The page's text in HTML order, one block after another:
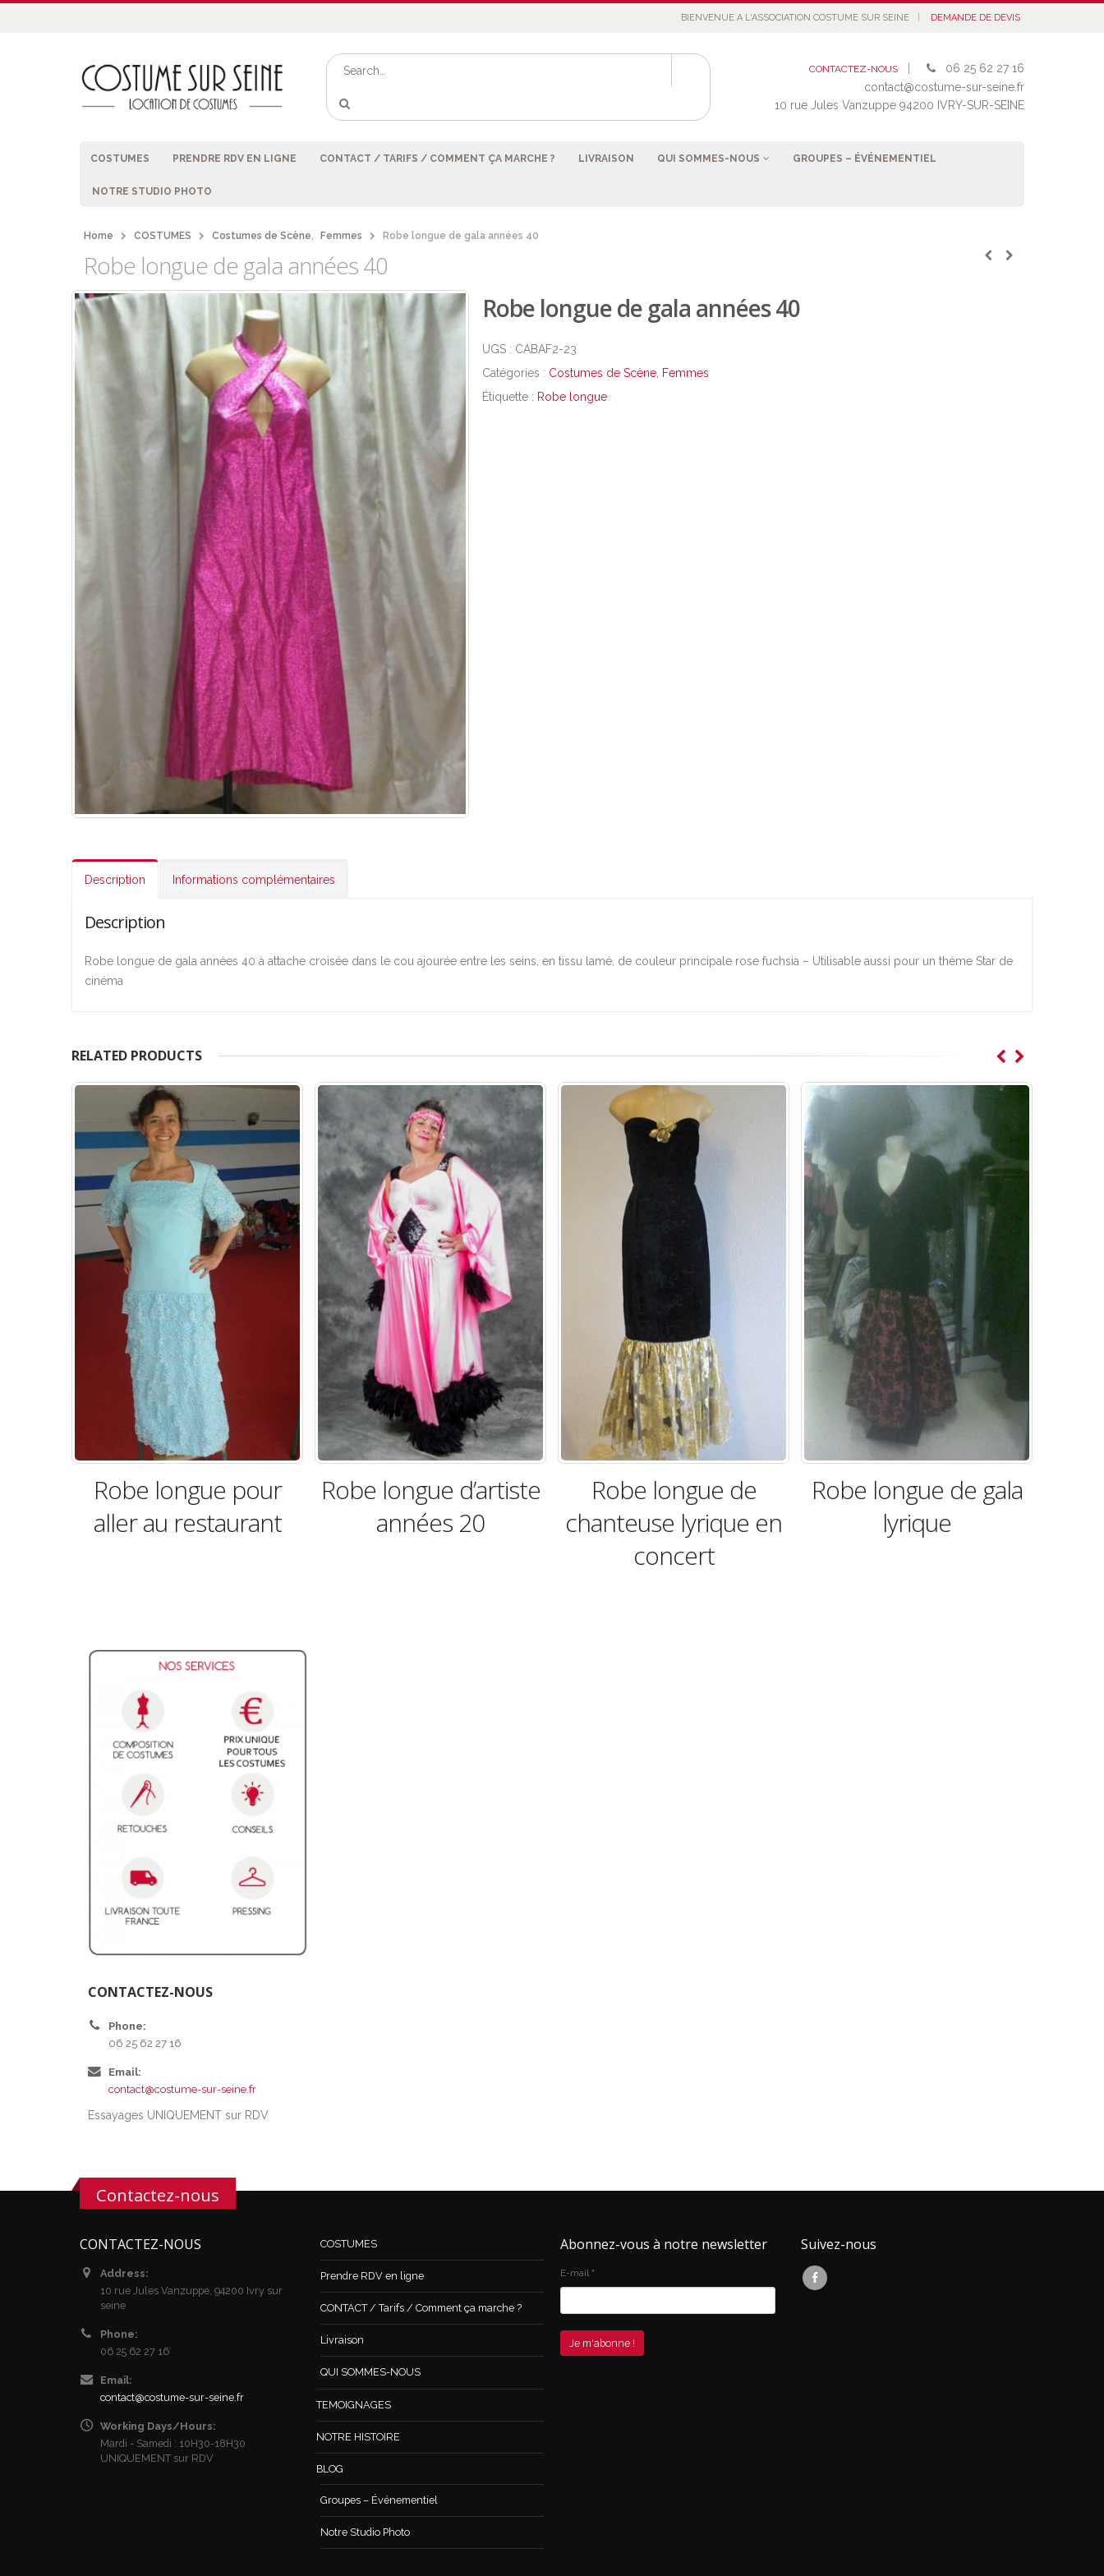
BIENVENUE A L'ASSOCIATION COSTUME SUR SEINE DEMANDE DE DEVIS
CONTACTEZ-NOUS
06 25 62 27 16
contact@costume-sur-seine.fr
10 rue Jules Vanzuppe 94200 IVRY-SUR-SEINE
COSTUMES PRENDRE RDV EN LIGNE CONTACT / TARIFS / COMMENT ÇA MARCHE ? LIVRAISON QUI SOMMES-NOUS GROUPES – ÉVÉNEMENTIEL
NOTRE STUDIO PHOTO
Home COSTUMES Costumes de Scène, Femmes Robe longue de gala années 40
Robe longue de gala années 40
Robe longue de gala années 40
UGS : CABAF2-23
Catégories : Costumes de Scène, Femmes
Étiquette : Robe longue
Description Informations complémentaires
Description
Robe longue de gala années 40 à attache croisée dans le cou ajourée entre les seins, en tissu lamé, de couleur principale rose fuchsia – Utilisable aussi pour un thème Star de
cinéma
RELATED PRODUCTS
Robe longue d’artiste
années 20
Robe longue de
chanteuse lyrique en
Robe longue de gala
lyrique
Robe longue du soir
des années folles
CONTACTEZ-NOUS
Phone:
06 25 62 27 16
Email:
contact@costume-sur-seine.fr
Essayages UNIQUEMENT sur RDV
Contactez-nous
CONTACTEZ-NOUS
Address:
10 rue Jules Vanzuppe, 94200 Ivry sur
seine
Phone:
06 25 62 27 16
Email:
contact@costume-sur-seine.fr
Working Days/Hours:
Mardi - Samedi : 10H30-18H30
UNIQUEMENT sur RDV
COSTUMES
Prendre RDV en ligne
CONTACT / Tarifs / Comment ça marche ?
Livraison
QUI SOMMES-NOUS
TEMOIGNAGES
NOTRE HISTOIRE
BLOG
Groupes – Événementiel
Notre Studio Photo
Abonnez-vous à notre newsletter
E-mail *
Suivez-nous